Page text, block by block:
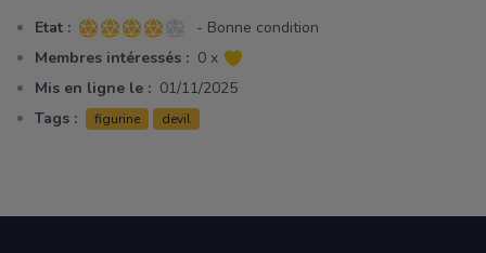
Etat : 4 sur 5 étoiles
- Bonne condition
Membres intéressés : 0 x
Mis en ligne le : 01/11/2025
Tags :
figurine devil